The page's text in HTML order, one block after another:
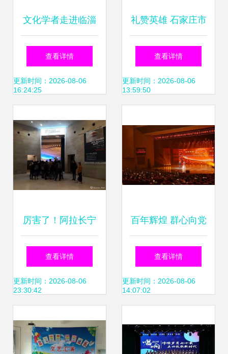
文化学者走进临淄
淄江社区，共筑中
国梦的文化家园
查看详情
更新时间：2026-08-06
16:24:25
礼赞英雄 石家庄市
桥西区吉语书法小
品展的文化盛宴
查看详情
更新时间：2026-08-06
13:59:50
厉害了！阿拉长宁
这位青年馆员的画
作竟入选法国巴黎
组织文化艺术交流
查看详情
更新时间：2026-08-06
23:30:42
百年辉煌 群心向党
一场满载祝福的市
级群团文艺汇演
查看详情
更新时间：2026-08-06
14:07:02